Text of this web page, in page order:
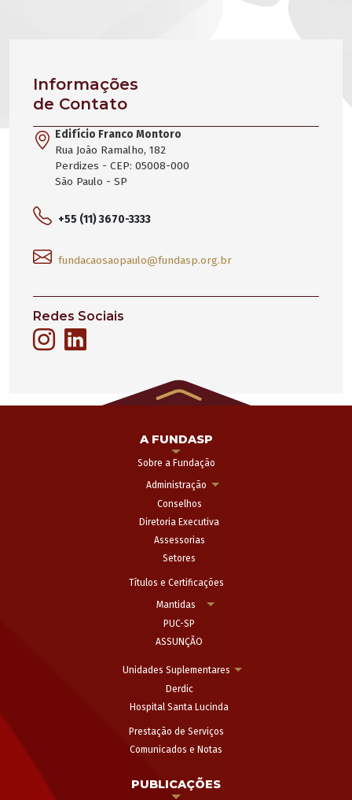
Informações
de Contato
Edifício Franco Montoro
Rua João Ramalho, 182
Perdizes - CEP: 05008-000
São Paulo - SP
+55 (11) 3670-3333
fundacaosaopaulo@fundasp.org.br
Redes Sociais
A FUNDASP
Sobre a Fundação
Administração
Conselhos
Diretoria Executiva
Assessorias
Setores
Títulos e Certificações
Mantidas
PUC-SP
ASSUNÇÃO
Unidades Suplementares
Derdic
Hospital Santa Lucinda
Prestação de Serviços
Comunicados e Notas
PUBLICAÇÕES